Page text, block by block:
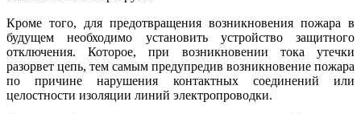
Кроме того, для предотвращения возникновения пожара в
будущем необходимо установить устройство защитного
отключения. Которое, при возникновении тока утечки
разорвет цепь, тем самым предупредив возникновение пожара
по причине нарушения контактных соединений или
целостности изоляции линий электропроводки.